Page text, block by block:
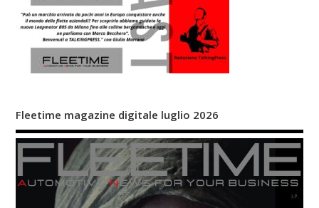
Fleetime magazine digitale luglio 2026